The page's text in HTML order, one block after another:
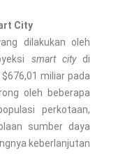
City
dilakukan oleh
smart citydi
miliar pada
oleh beberapa
perkotaan,
sumber daya
keberlanjutan